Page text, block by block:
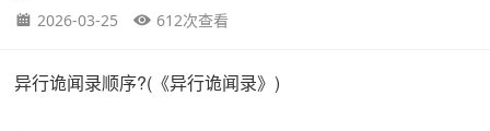
2026-03-25 612次查看
异行诡闻录顺序?(《异行诡闻录》)